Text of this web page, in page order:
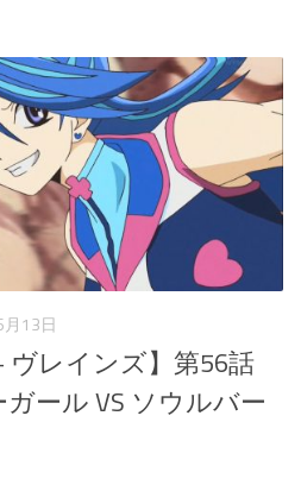
13日
ヴレインズ】第56話
ール VS ソウルバー